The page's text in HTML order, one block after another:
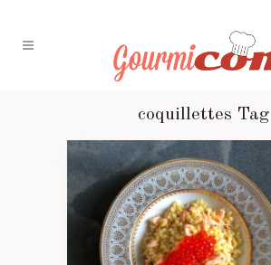
coquillettes Tag